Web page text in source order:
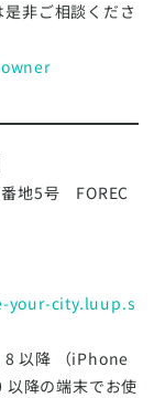
非ご相談くださ
番地5号 FOREC
your-city.luup.s
以降 （iPhone
降の端末でお使